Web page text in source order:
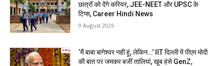
छात्रों को देंगे करियर, JEE-NEET और UPSC के
टिप्स, Career Hindi News
9 August 2026
‘मैं बाबा बागेश्वर नहीं हूं, लेकिन…’ IIT दिल्ली में पीएम मोदी
की बात पर जमकर बजीं तालियां, खूब हंसे GenZ,